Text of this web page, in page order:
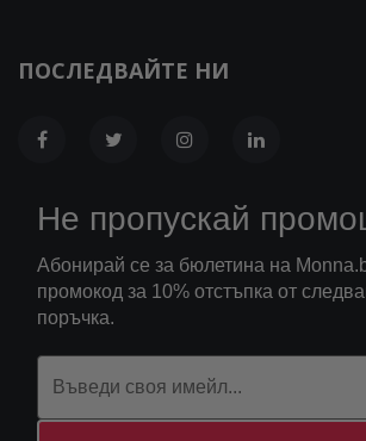
ПОСЛЕДВАЙТЕ НИ
Не пропускай
Абонирай се за бюлетина на
промокод за 10% отстъпка от
поръчка.